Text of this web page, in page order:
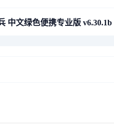
中文绿色便携专业版 v6.30.1b